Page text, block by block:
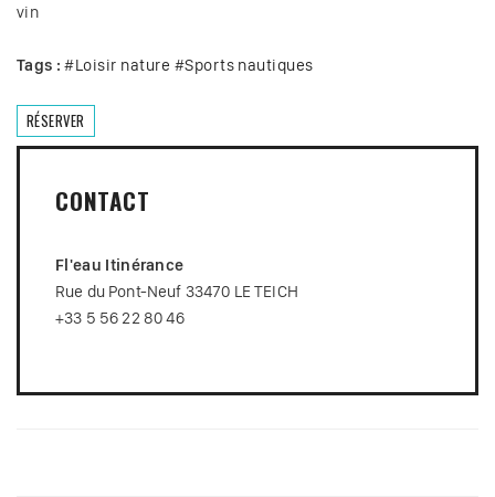
vin
Tags : #Loisir nature #Sports nautiques
RÉSERVER
CONTACT
Fl'eau Itinérance
Rue du Pont-Neuf 33470 LE TEICH
+33 5 56 22 80 46